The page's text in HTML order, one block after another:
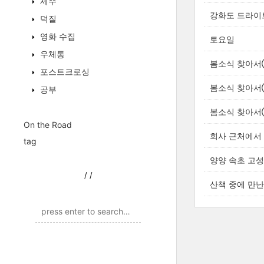
덕질
영화 수집
우체통
포스트크로싱
공부
On the Road
tag
/ /
강화도 드라이
토요일
봄소식 찾아
봄소식 찾아
봄소식 찾아
회사 근처에
양양 속초 고
산책 중에 만